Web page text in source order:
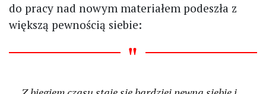
do pracy nad nowym materiałem podeszła z
większą pewnością siebie: